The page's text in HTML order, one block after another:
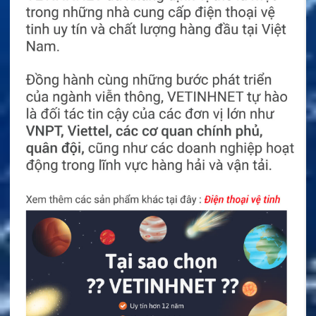
Bộ đàm Entel DT944 sử dụng pin Li-ion CNB950EV2
dung lượng 1.800 mAh. Thời gian hoạt động tham
dụng tiêu chuẩn.
Máy đáp ứng nhiều bài kiểm tra MIL-STD-810 C, D, E
và F. Các thử nghiệm liên quan đến rung, va đập và
thay đổi nhiệt độ. Thiết bị phù hợp với điều kiện làm
việc khắc nghiệt.
Cổng phụ kiện có cơ cấu khóa chắc chắn. Máy kiểm
tra loại phụ kiện đang kết nối. Công nghệ tối ưu âm
thanh sẽ điều chỉnh theo phụ kiện tương thích.
Bộ Đàm Di Động Icom F5022 VHF
Bộ Đàm Kỹ Thuật Số Dành Cho Ngành Dầu Khí
Motorola DP4801 Ex ATEX